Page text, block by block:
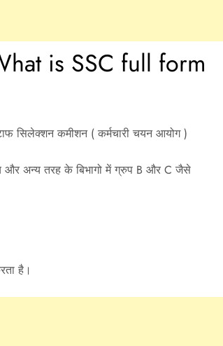
is SSC full form
सिलेक्शन कमीशन ( कर्मचारी चयन आयोग )
और अन्य तरह के बिभागो में ग्रुप B और C जैसे
है।